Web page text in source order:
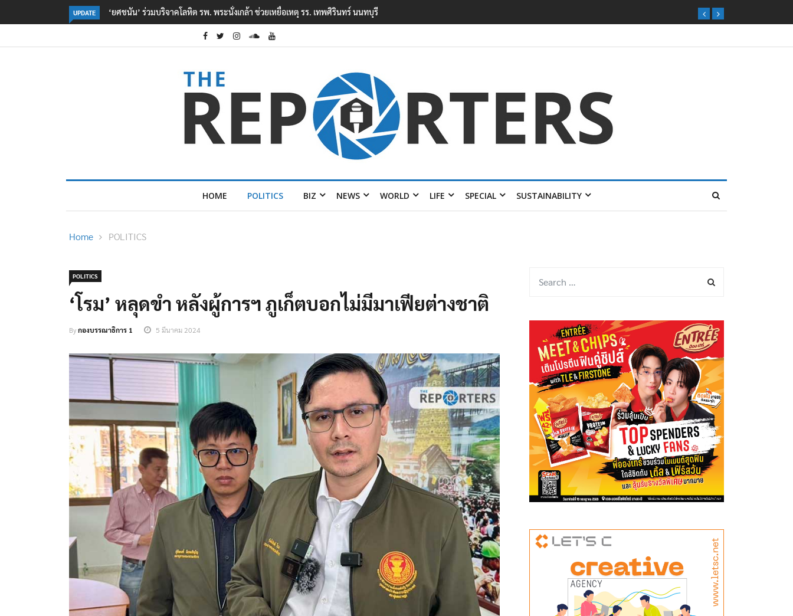
UPDATE ตร. อยู่ระหว่างสอบสวนแรงจูงใจ เหตุยิงในโรงเรียนเทพศิรินทร์ นนทบุรี พบเด็กก่อเหตุเครียดเรื่องเรียน
HOME POLITICS BIZ NEWS WORLD LIFE SPECIAL SUSTAINABILITY
Home POLITICS
POLITICS
‘โรม’ หลุดขำ หลังผู้การฯ ภูเก็ตบอกไม่มีมาเฟียต่างชาติ
Byกองบรรณาธิการ 1 5 มีนาคม 2024